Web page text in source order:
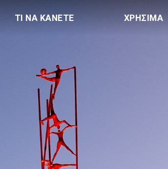
ΤΙ ΝΑ ΚΑΝΕΤΕ ΧΡΗΣΙΜΑ